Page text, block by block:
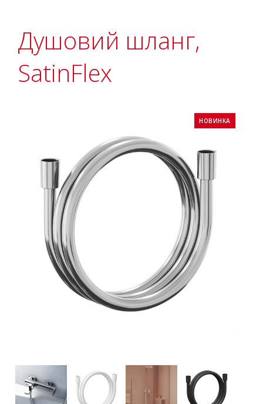
Душовий шланг,
SatinFlex
НОВИНКА